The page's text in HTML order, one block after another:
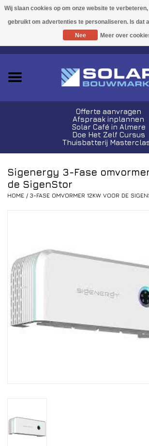
Acties!
Kabels en Stekkers
Gereedschap
Extra's
Tips van de Expert
Offerte aanvragen
Afspraak inplannen
Solar Café in Almere
Doe Het Zelf Cursus
Thuisbatterij
Sigenergy 3-Fase
de SigenStor
HOME / 3-FASE OMVORMER 12KW VOOR DE
Nee
Meer over